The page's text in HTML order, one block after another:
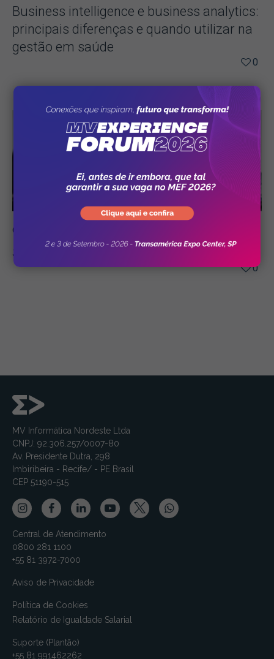
Business intelligence e business analytics:
principais diferenças e quando utilizar na
gestão em saúde
0
Clínica / Consultório
Sistema para clínica ajuda a evitar glosas
0
MV Informática Nordeste Ltda
CNPJ: 92.306.257/0007-80
Av. Presidente Dutra, 298
Imbiribeira - Recife/ - PE Brasil
CEP 51190-515
Central de Atendimento
0800 281 1100
+55 81 3972-7000
Aviso de Privacidade
Política de Cookies
Relatório de Igualdade Salarial
Suporte (Plantão)
+55 81 991462262